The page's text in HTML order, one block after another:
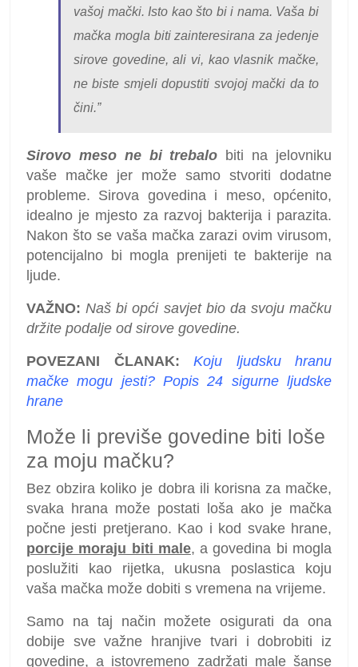
vašoj mački. Isto kao što bi i nama. Vaša bi
mačka mogla biti zainteresirana za jedenje
sirove govedine, ali vi, kao vlasnik mačke,
ne biste smjeli dopustiti svojoj mački da to
čini.”
Sirovo meso ne bi trebalo biti na jelovniku
vaše mačke jer može samo stvoriti dodatne
probleme. Sirova govedina i meso, općenito,
idealno je mjesto za razvoj bakterija i parazita.
Nakon što se vaša mačka zarazi ovim virusom,
potencijalno bi mogla prenijeti te bakterije na
ljude.
VAŽNO: Naš bi opći savjet bio da svoju mačku
držite podalje od sirove govedine.
POVEZANI ČLANAK:
Koju ljudsku hranu
mačke mogu jesti? Popis 24 sigurne ljudske
hrane
Može li previše govedine biti loše
za moju mačku?
Bez obzira koliko je dobra ili korisna za mačke,
svaka hrana može postati loša ako je mačka
počne jesti pretjerano. Kao i kod svake hrane,
porcije moraju biti male, a govedina bi mogla
poslužiti kao rijetka, ukusna poslastica koju
vaša mačka može dobiti s vremena na vrijeme.
Samo na taj način možete osigurati da ona
dobije sve važne hranjive tvari i dobrobiti iz
govedine, a istovremeno zadržati male šanse